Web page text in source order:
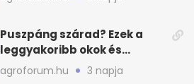
Puszpáng szárad? Ezek a
leggyakoribb okok és
teendők
agroforum.hu 3 napja